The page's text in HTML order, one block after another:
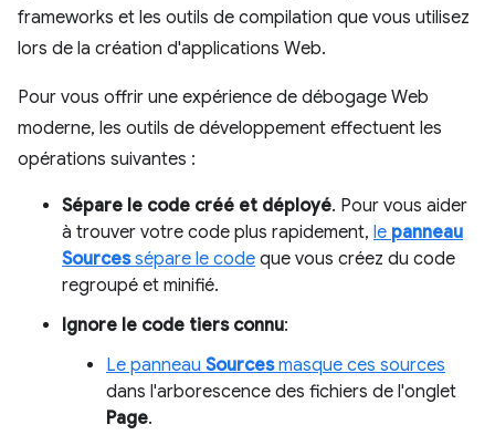
frameworks et les outils de compilation que vous utilisez
lors de la création d'applications Web.
Pour vous offrir une expérience de débogage Web
moderne, les outils de développement effectuent les
opérations suivantes :
Sépare le code créé et déployé. Pour vous aider
à trouver votre code plus rapidement, le panneau
Sourcessépare le code que vous créez du code
regroupé et minifié.
Ignore le code tiers connu:
Le panneau Sourcesmasque ces sources
dans l'arborescence des fichiers de l'onglet
Page.